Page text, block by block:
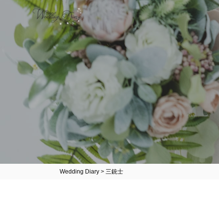
Wedding Diary > 三銃士